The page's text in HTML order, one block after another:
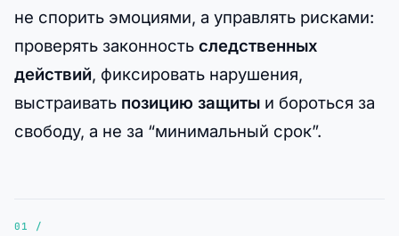
не спорить эмоциями, а управлять рисками:
проверять законность следственных
действий, фиксировать нарушения,
выстраивать позицию защиты и бороться за
свободу, а не за “минимальный срок”.